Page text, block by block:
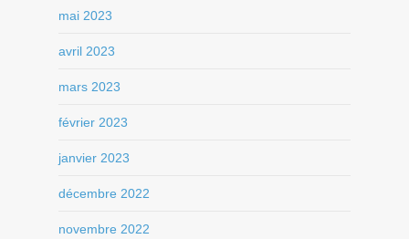
mai 2023
avril 2023
mars 2023
février 2023
janvier 2023
décembre 2022
novembre 2022